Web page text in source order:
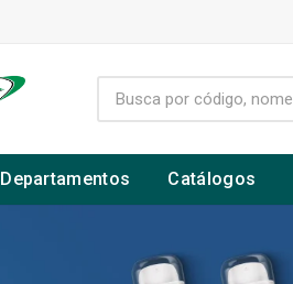
Departamentos Catálogos